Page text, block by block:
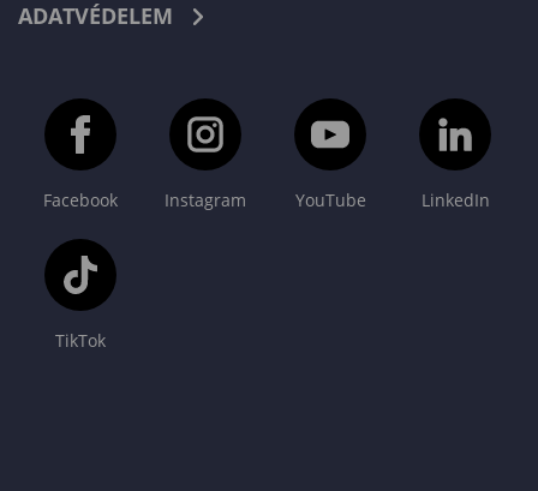
ADATVÉDELEM
Facebook Instagram YouTube LinkedIn
TikTok